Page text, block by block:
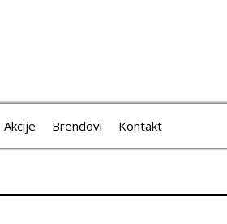
Akcije Brendovi Kontakt